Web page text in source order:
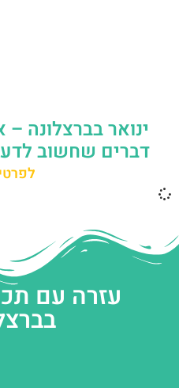
ינואר בברצלונה –
דברים שחשוב
עזרה עם